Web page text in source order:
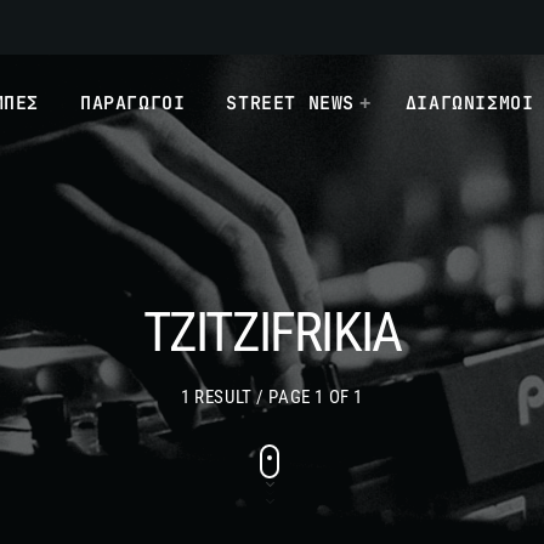
ΠΑΡΑΓΩΓΟΙ STREET NEWS ΔΙΑΓΩΝΙΣΜΟΙ
TZITZIFRIKIA
1 RESULT / PAGE 1 OF 1